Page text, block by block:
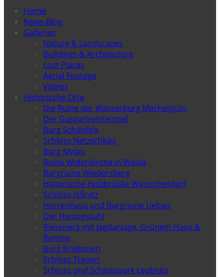
Home
News-Blog
Galleries
Nature & Landscapes
Buildings & Architecture
Lost Places
Aerial Footage
Videos
Historische Orte
Die Ruine der Wasserburg Mechelgrün
Der Gasparinentempel
Burg Schönfels
Schloss Netzschkau
Burg Mylau
Ruine Widenkirche in Weida
Burgruine Wiedersberg
Historische Holzbrücke Wünschendorf
Schloss Jößnitz
Herrenhaus und Burgruine Liebau
Der Herzogstuhl
Rieseneck mit Jagdanlage, Grünem Haus &
Remise
Burg Kriebstein
Schloss Treuen
Schloss und Schlosspark Leubnitz